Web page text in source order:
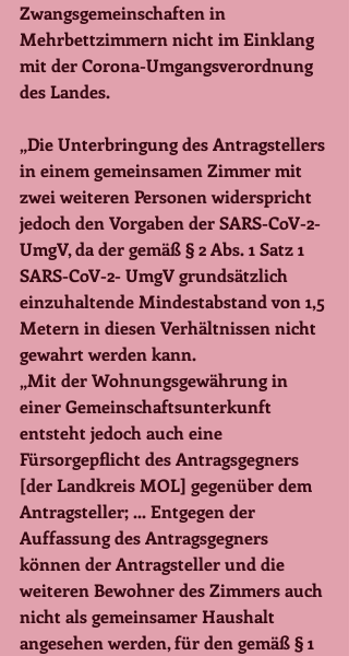
Zwangsgemeinschaften in
Mehrbettzimmern nicht im Einklang
mit der Corona-Umgangsverordnung
des Landes.
„Die Unterbringung des Antragstellers
in einem gemeinsamen Zimmer mit
zwei weiteren Personen widerspricht
jedoch den Vorgaben der SARS-CoV-2-
UmgV, da der gemäß § 2 Abs. 1 Satz 1
SARS-CoV-2- UmgV grundsätzlich
einzuhaltende Mindestabstand von 1,5
Metern in diesen Verhältnissen nicht
gewahrt werden kann.
„Mit der Wohnungsgewährung in
einer Gemeinschaftsunterkunft
entsteht jedoch auch eine
Fürsorgepflicht des Antragsgegners
[der Landkreis MOL] gegenüber dem
Antragsteller; ... Entgegen der
Auffassung des Antragsgegners
können der Antragsteller und die
weiteren Bewohner des Zimmers auch
nicht als gemeinsamer Haushalt
angesehen werden, für den gemäß § 1